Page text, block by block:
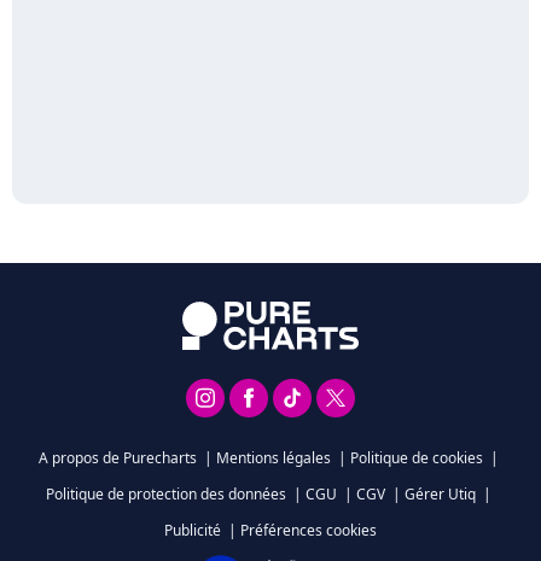
A propos de Purecharts | Mentions légales | Politique de cookies |
Politique de protection des données | CGU | CGV | Gérer Utiq |
Publicité | Préférences cookies